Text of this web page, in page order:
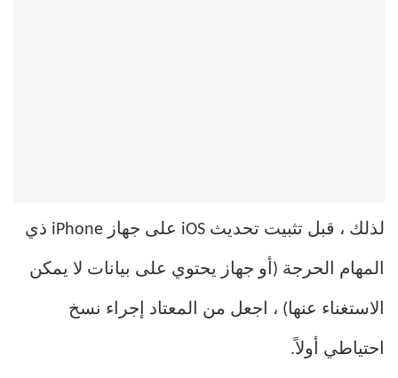
لذلك ، قبل تثبيت تحديث iOS على جهاز iPhone ذي
المهام الحرجة (أو جهاز يحتوي على بيانات لا يمكن
الاستغناء عنها) ، اجعل من المعتاد إجراء نسخ
احتياطي أولاً.